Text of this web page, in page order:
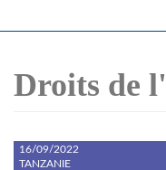
Droits de
16/09/2022
TANZANIE